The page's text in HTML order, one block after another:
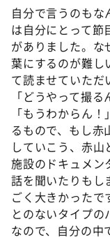
自分で言うのも
は自分にとって節
がありました。な
葉にするのが難
て読ませていただ
「どうやって撮
「もうわからん
るもので、もし赤
していこう、赤
施設のドキュメン
話を聞いたりもし
ごく大きかったで
とのないタイプ
なので、自分の中